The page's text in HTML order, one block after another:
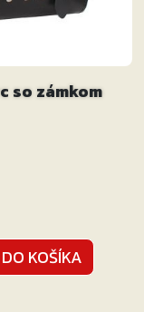
so zámkom
KOŠÍKA